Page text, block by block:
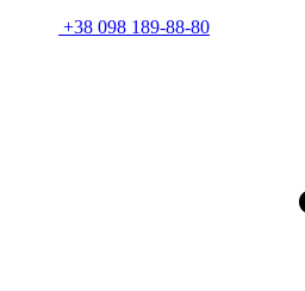
+38 098 189-88-80